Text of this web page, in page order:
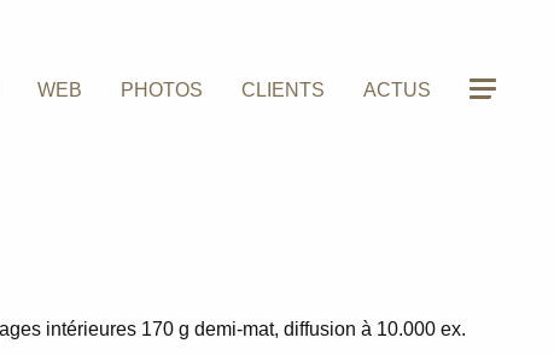
WEB PHOTOS CLIENTS ACTUS
intérieures 170 g demi-mat, diffusion à 10.000 ex.